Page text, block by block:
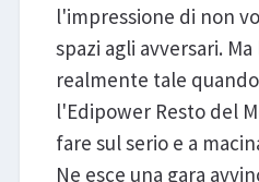
l'impressione di non
spazi agli avversari.
realmente tale
l'Edipower Resto del
fare sul serio e a
Ne esce una gara